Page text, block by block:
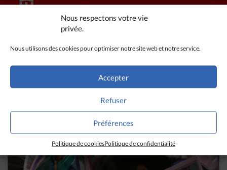
Nous respectons votre vie
privée.
Nous utilisons des cookies pour optimiser notre site web et notre service.
Accepter
Refuser
Préférences
Politique de cookiesPolitique de confidentialité
A LIRE AUSSI